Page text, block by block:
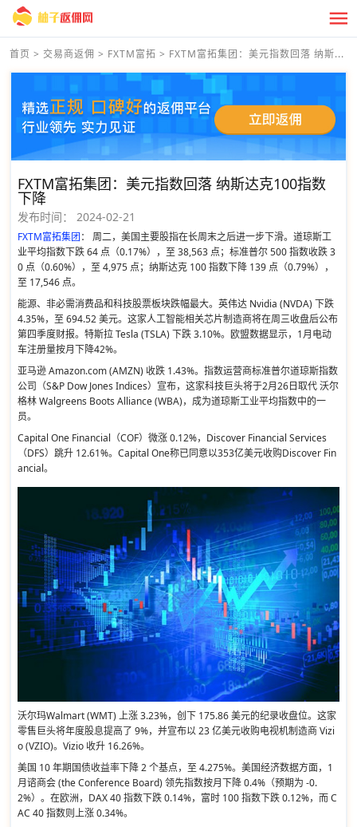
首页 > 交易商返佣 > FXTM富拓 > FXTM富拓集团：美元指数回落 纳斯...
FXTM富拓集团：美元指数回落 纳斯达克100指数
下降
发布时间： 2024-02-21
FXTM富拓集团： 周二，美国主要股指在长周末之后进一步下滑。道琼斯工
业平均指数下跌 64 点（0.17%），至 38,563 点；标准普尔 500 指数收跌 3
0 点（0.60%），至 4,975 点；纳斯达克 100 指数下降 139 点（0.79%），
至 17,546 点。
能源、非必需消费品和科技股票板块跌幅最大。英伟达 Nvidia (NVDA) 下跌
4.35%，至 694.52 美元。这家人工智能相关芯片制造商将在周三收盘后公布
第四季度财报。特斯拉 Tesla (TSLA) 下跌 3.10%。欧盟数据显示，1月电动
车注册量按月下降42%。
亚马逊 Amazon.com (AMZN) 收跌 1.43%。指数运营商标准普尔道琼斯指数
公司（S&P Dow Jones Indices）宣布，这家科技巨头将于2月26日取代 沃尔
格林 Walgreens Boots Alliance (WBA)，成为道琼斯工业平均指数中的一
员。
Capital One Financial（COF）微涨 0.12%，Discover Financial Services
（DFS）跳升 12.61%。Capital One称已同意以353亿美元收购Discover Fin
ancial。
沃尔玛Walmart (WMT) 上涨 3.23%，创下 175.86 美元的纪录收盘位。这家
零售巨头将年度股息提高了 9%，并宣布以 23 亿美元收购电视机制造商 Vizi
o (VZIO)。Vizio 收升 16.26%。
美国 10 年期国债收益率下降 2 个基点，至 4.275%。美国经济数据方面，1
月谘商会 (the Conference Board) 领先指数按月下降 0.4%（预期为 -0.
2%）。在欧洲，DAX 40 指数下跌 0.14%，富时 100 指数下跌 0.12%，而 C
AC 40 指数则上涨 0.34%。